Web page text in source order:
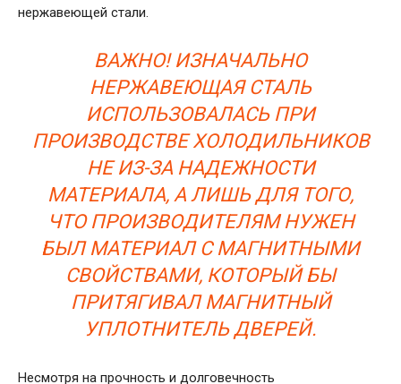
нержавеющей стали.
ВАЖНО! ИЗНАЧАЛЬНО
НЕРЖАВЕЮЩАЯ СТАЛЬ
ИСПОЛЬЗОВАЛАСЬ ПРИ
ПРОИЗВОДСТВЕ ХОЛОДИЛЬНИКОВ
НЕ ИЗ-ЗА НАДЕЖНОСТИ
МАТЕРИАЛА, А ЛИШЬ ДЛЯ ТОГО,
ЧТО ПРОИЗВОДИТЕЛЯМ НУЖЕН
БЫЛ МАТЕРИАЛ С МАГНИТНЫМИ
СВОЙСТВАМИ, КОТОРЫЙ БЫ
ПРИТЯГИВАЛ МАГНИТНЫЙ
УПЛОТНИТЕЛЬ ДВЕРЕЙ.
Несмотря на прочность и долговечность